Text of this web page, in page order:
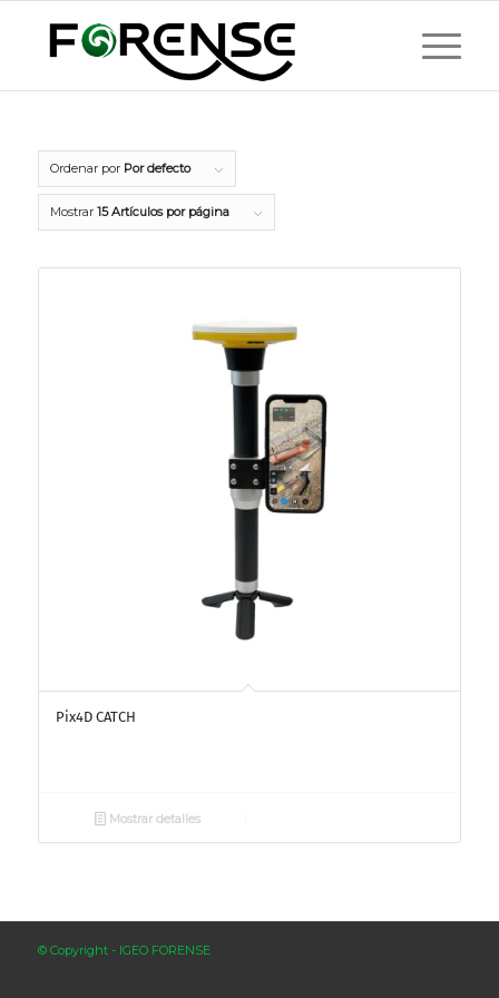
Ordenar por Por defecto
Mostrar 15 Artículos por página
Pix4D CATCH
Mostrar detalles
© Copyright - IGEO FORENSE